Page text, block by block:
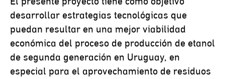
desarrollar estrategias tecnológicas que
puedan resultar en una mejor viabilidad
económica del proceso de producción de etanol
de segunda generación en Uruguay, en
especial para el aprovechamiento de residuos